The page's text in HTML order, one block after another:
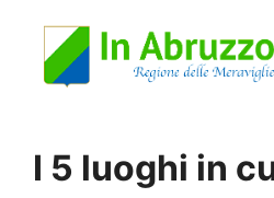
I 5 luoghi in